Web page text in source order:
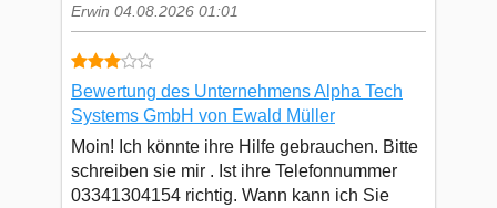
Erwin 04.08.2026 01:01
Bewertung des Unternehmens Alpha Tech
Systems GmbH von Ewald Müller
Moin! Ich könnte ihre Hilfe gebrauchen. Bitte
schreiben sie mir . Ist ihre Telefonnummer
03341304154 richtig. Wann kann ich Sie